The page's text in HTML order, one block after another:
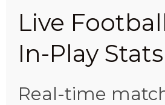
Live
In-Play Stats
Real-time